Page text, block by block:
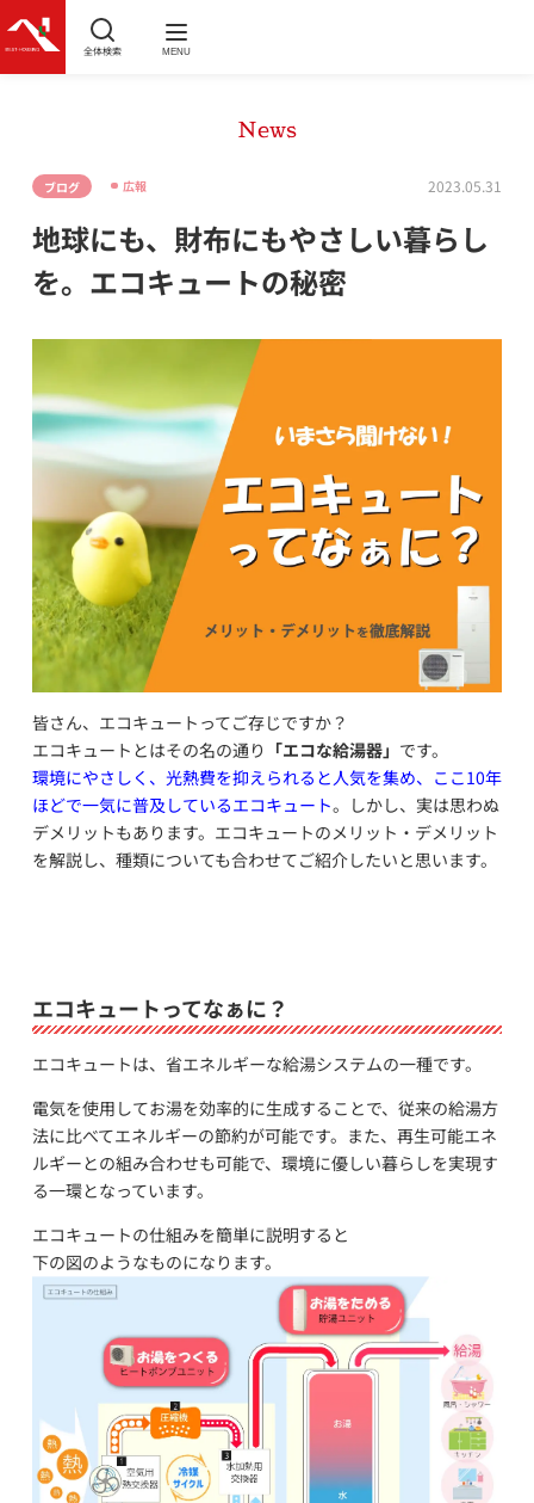
全体検索 MENU
News
ブログ 広報 2023.05.31
地球にも、財布にもやさしい暮らし
を。エコキュートの秘密
皆さん、エコキュートってご存じですか？
エコキュートとはその名の通り 「エコな給湯器」 です。
環境にやさしく、光熱費を抑えられると人気を集め、ここ10年
ほどで一気に普及しているエコキュート。しかし、実は思わぬ
デメリットもあります。エコキュートのメリット・デメリット
を解説し、種類についても合わせてご紹介したいと思います。
エコキュートってなぁに？
エコキュートは、省エネルギーな給湯システムの一種です。
電気を使用してお湯を効率的に生成することで、従来の給湯方
法に比べてエネルギーの節約が可能です。また、再生可能エネ
ルギーとの組み合わせも可能で、環境に優しい暮らしを実現す
る一環となっています。
エコキュートの仕組みを簡単に説明すると
下の図のようなものになります。